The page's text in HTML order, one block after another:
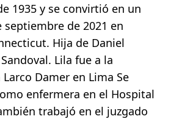
1935 y se convirtió en un
septiembre de 2021 en
Hija de Daniel
Lila fue a la
Larco Damer en Lima Se
enfermera en el Hospital
trabajó en el juzgado